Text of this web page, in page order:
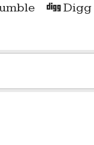
Digg